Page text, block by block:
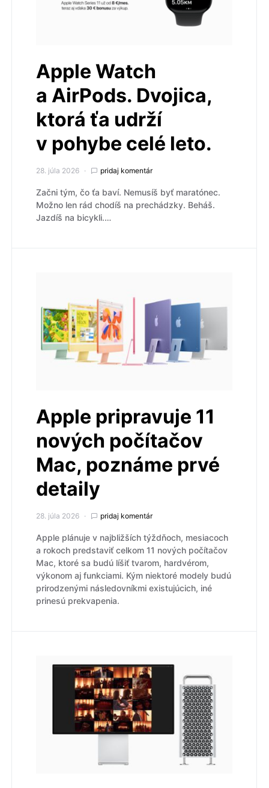
Apple Watch
a AirPods. Dvojica,
ktorá ťa udrží
v pohybe celé leto.
28. júla 2026 pridaj komentár
Začni tým, čo ťa baví. Nemusíš byť maratónec.
Možno len rád chodíš na prechádzky. Beháš.
Jazdíš na bicykli.…
Apple pripravuje 11
nových počítačov
Mac, poznáme prvé
detaily
28. júla 2026 pridaj komentár
Apple plánuje v najbližších týždňoch, mesiacoch
a rokoch predstaviť celkom 11 nových počítačov
Mac, ktoré sa budú líšiť tvarom, hardvérom,
výkonom aj funkciami. Kým niektoré modely budú
prirodzenými následovníkmi existujúcich, iné
prinesú prekvapenia.